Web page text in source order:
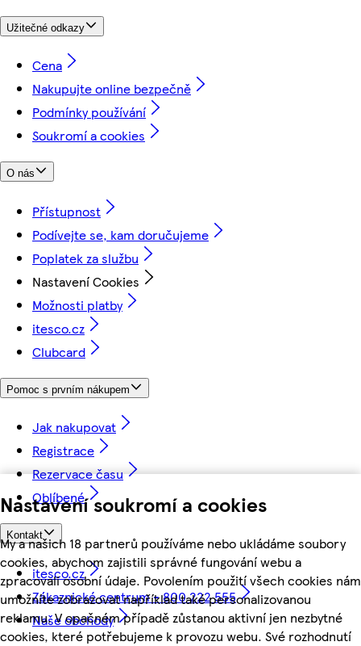
Nastavení soukromí a cookies
My a našich 18 partnerů používáme nebo ukládáme soubory
cookies, abychom zajistili správné fungování webu a
zpracovali osobní údaje. Povolením použití všech cookies nám
umožníte zobrazovat například také personalizovanou
reklamu. V opačném případě zůstanou aktivní jen nezbytné
cookies, které potřebujeme k provozu webu. Své rozhodnutí
Užitečné odkazy
Cena
Nakupujte online bezpečně
Podmínky používání
Soukromí a cookies
O nás
Přístupnost
Podívejte se, kam doručujeme
Poplatek za službu
Nastavení Cookies
Možnosti platby
itesco.cz
Clubcard
Pomoc s prvním nákupem
Jak nakupovat
Registrace
Rezervace času
Oblíbené
Kontakt
itesco.cz
Zákaznické centrum - 800 222 555
Naše obchody